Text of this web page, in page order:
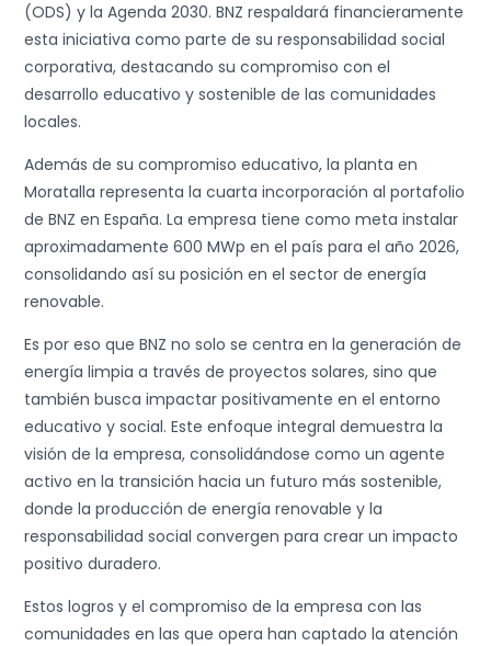
(ODS) y la Agenda 2030. BNZ respaldará financieramente
esta iniciativa como parte de su responsabilidad social
corporativa, destacando su compromiso con el
desarrollo educativo y sostenible de las comunidades
locales.
Además de su compromiso educativo, la planta en
Moratalla representa la cuarta incorporación al portafolio
de BNZ en España. La empresa tiene como meta instalar
aproximadamente 600 MWp en el país para el año 2026,
consolidando así su posición en el sector de energía
renovable.
Es por eso que BNZ no solo se centra en la generación de
energía limpia a través de proyectos solares, sino que
también busca impactar positivamente en el entorno
educativo y social. Este enfoque integral demuestra la
visión de la empresa, consolidándose como un agente
activo en la transición hacia un futuro más sostenible,
donde la producción de energía renovable y la
responsabilidad social convergen para crear un impacto
positivo duradero.
Estos logros y el compromiso de la empresa con las
comunidades en las que opera han captado la atención